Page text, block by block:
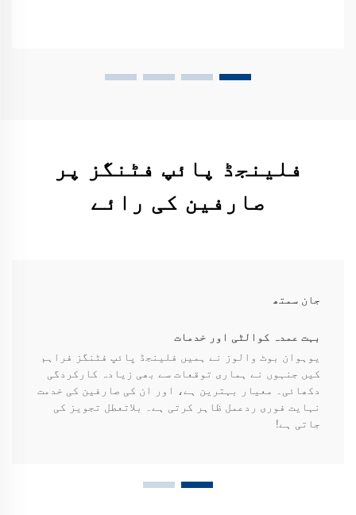
فلینجڈ پائپ فٹنگز پر
صارفین کی رائے
جان سمتھ
بہت عمدہ کوالٹی اور خدمات
یوہوان بوٹ والوز نے ہمیں فلینجڈ پائپ فٹنگز فراہم
کیں جنہوں نے ہماری توقعات سے بھی زیادہ کارکردگی
دکھائی۔ معیار بہترین ہے، اور ان کی صارفین کی خدمت
نہایت فوری ردعمل ظاہر کرتی ہے۔ بلاتعطل تجویز کی
جاتی ہے!